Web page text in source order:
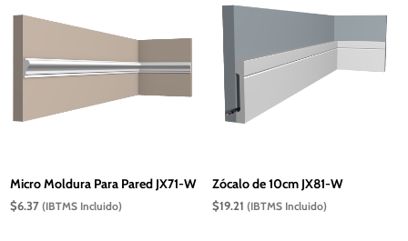
Micro Moldura Para Pared JX71-W
$6.37 (IBTMS Incluido)
Zócalo de 10cm JX81-W
$19.21 (IBTMS Incluido)